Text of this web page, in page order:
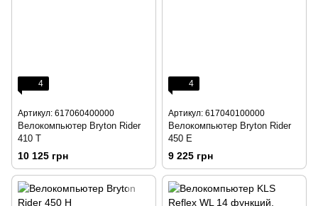
4
Артикул: 617060400000
Велокомпьютер Bryton Rider
410 T
10 125 грн
4
Артикул: 617040100000
Велокомпьютер Bryton Rider
450 E
9 225 грн